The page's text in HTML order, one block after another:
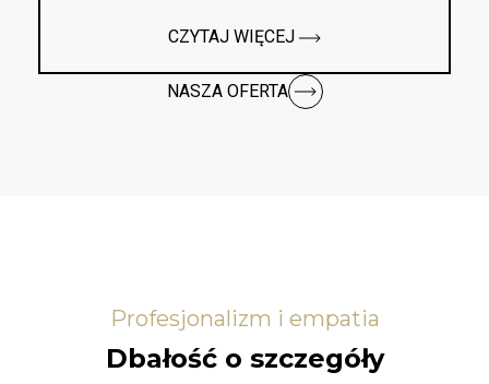
CZYTAJ WIĘCEJ
NASZA OFERTA
Profesjonalizm i empatia
Dbałość o szczegóły